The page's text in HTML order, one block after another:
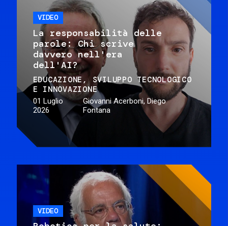
VIDEO
La responsabilità delle
parole: Chi scrive
davvero nell'era
dell'AI?
EDUCAZIONE
SVILUPPO TECNOLOGICO
E INNOVAZIONE
01 Luglio
2026
Giovanni Acerboni, Diego
Fontana
VIDEO